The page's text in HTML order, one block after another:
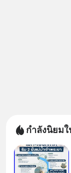
กำลังนิยม